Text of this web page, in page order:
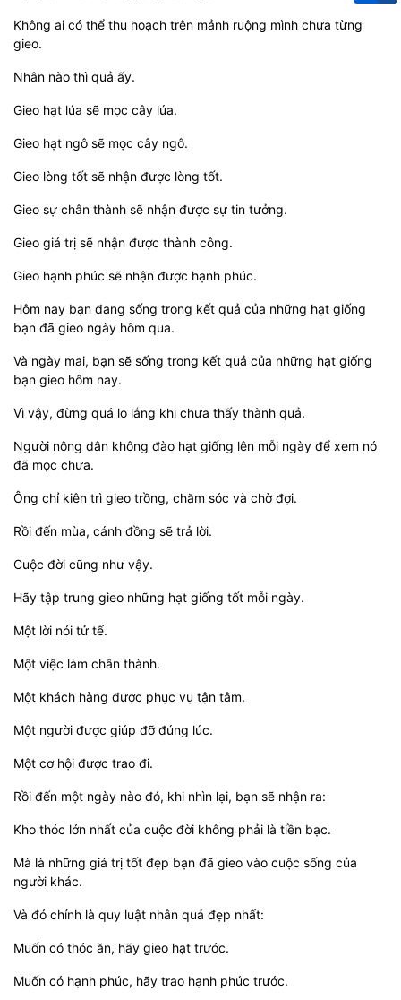
Không ai có thể thu hoạch trên mảnh ruộng mình chưa từng
gieo.
Nhân nào thì quả ấy.
Gieo hạt lúa sẽ mọc cây lúa.
Gieo hạt ngô sẽ mọc cây ngô.
Gieo lòng tốt sẽ nhận được lòng tốt.
Gieo sự chân thành sẽ nhận được sự tin tưởng.
Gieo giá trị sẽ nhận được thành công.
Gieo hạnh phúc sẽ nhận được hạnh phúc.
Hôm nay bạn đang sống trong kết quả của những hạt giống
bạn đã gieo ngày hôm qua.
Và ngày mai, bạn sẽ sống trong kết quả của những hạt giống
bạn gieo hôm nay.
Vì vậy, đừng quá lo lắng khi chưa thấy thành quả.
Người nông dân không đào hạt giống lên mỗi ngày để xem nó
đã mọc chưa.
Ông chỉ kiên trì gieo trồng, chăm sóc và chờ đợi.
Rồi đến mùa, cánh đồng sẽ trả lời.
Cuộc đời cũng như vậy.
Hãy tập trung gieo những hạt giống tốt mỗi ngày.
Một lời nói tử tế.
Một việc làm chân thành.
Một khách hàng được phục vụ tận tâm.
Một người được giúp đỡ đúng lúc.
Một cơ hội được trao đi.
Rồi đến một ngày nào đó, khi nhìn lại, bạn sẽ nhận ra:
Kho thóc lớn nhất của cuộc đời không phải là tiền bạc.
Mà là những giá trị tốt đẹp bạn đã gieo vào cuộc sống của
người khác.
Và đó chính là quy luật nhân quả đẹp nhất:
Muốn có thóc ăn, hãy gieo hạt trước.
Muốn có hạnh phúc, hãy trao hạnh phúc trước.